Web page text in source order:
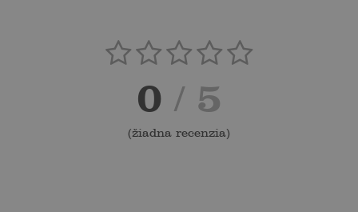
0 / 5
(žiadna recenzia)